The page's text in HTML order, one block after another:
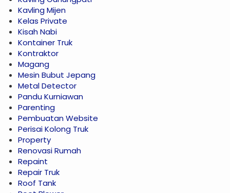
Kavling Mijen
Kelas Private
Kisah Nabi
Kontainer Truk
Kontraktor
Magang
Mesin Bubut Jepang
Metal Detector
Pandu Kurniawan
Parenting
Pembuatan Website
Perisai Kolong Truk
Property
Renovasi Rumah
Repaint
Repair Truk
Roof Tank